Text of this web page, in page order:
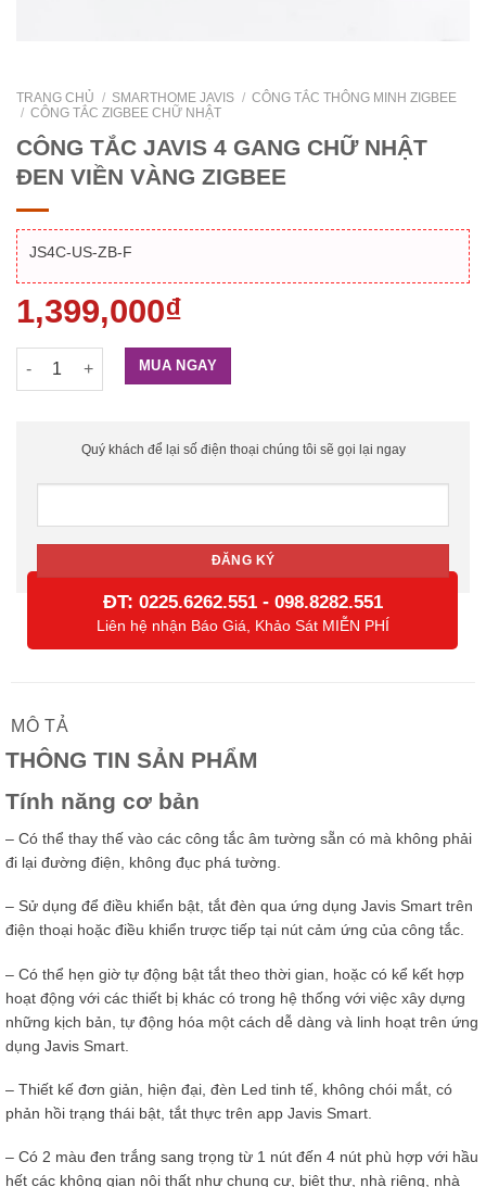
TRANG CHỦ / SMARTHOME JAVIS / CÔNG TẮC THÔNG MINH ZIGBEE
/ CÔNG TẮC ZIGBEE CHỮ NHẬT
CÔNG TẮC JAVIS 4 GANG CHỮ NHẬT
ĐEN VIỀN VÀNG ZIGBEE
JS4C-US-ZB-F
1,399,000₫
CÔNG TẮC JAVIS 4 GANG CHỮ NHẬT ĐEN VIỀN VÀNG
MUA NGAY
Quý khách để lại số điện thoại chúng tôi sẽ gọi lại ngay
ĐT: 0225.6262.551 - 098.8282.551
Liên hệ nhận Báo Giá, Khảo Sát MIỄN PHÍ
MÔ TẢ
THÔNG TIN SẢN PHẨM
Tính năng cơ bản
– Có thể thay thế vào các công tắc âm tường sẵn có mà không phải
đi lại đường điện, không đục phá tường.
– Sử dụng để điều khiển bật, tắt đèn qua ứng dụng Javis Smart trên
điện thoại hoặc điều khiển trược tiếp tại nút cảm ứng của công tắc.
– Có thể hẹn giờ tự động bật tắt theo thời gian, hoặc có kể kết hợp
hoạt động với các thiết bị khác có trong hệ thống với việc xây dựng
những kịch bản, tự động hóa một cách dễ dàng và linh hoạt trên ứng
dụng Javis Smart.
– Thiết kế đơn giản, hiện đại, đèn Led tinh tế, không chói mắt, có
phản hồi trạng thái bật, tắt thực trên app Javis Smart.
– Có 2 màu đen trắng sang trọng từ 1 nút đến 4 nút phù hợp với hầu
hết các không gian nội thất như chung cư, biệt thự, nhà riêng, nhà